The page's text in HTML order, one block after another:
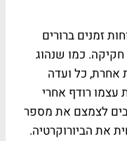
זמנים ברורים
חקיקה. כמו שנהוג
אחרת, כל ועדה
עצמו רודף אחרי
לצמצם את מספר
את הביורוקרטיה.